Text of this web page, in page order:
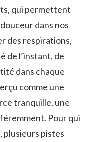
qui permettent
dans nos
des respirations,
de l’instant, de
dans chaque
comme une
tranquille, une
Pour qui
plusieurs pistes